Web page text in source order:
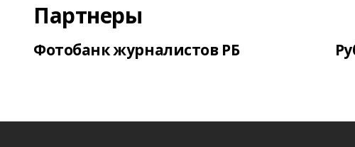
Партнеры
Фотобанк журналистов РБ